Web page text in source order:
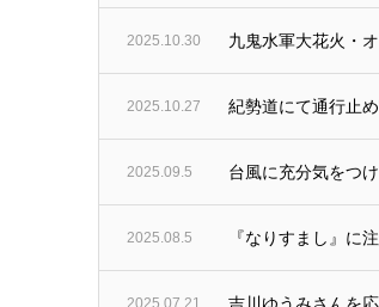
2025.10.30 九鬼水軍大花火・
2025.10.27 紀勢道にて通行止
2025.09.5 台風に充分気をつ
2025.08.5 『なりすまし』に
2025.07.21